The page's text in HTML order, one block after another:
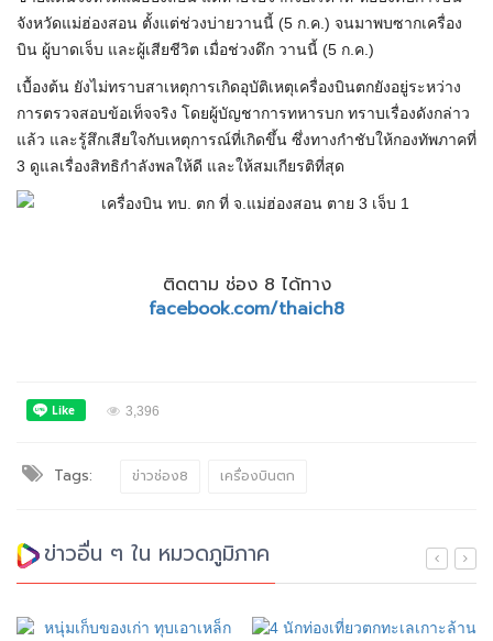
จังหวัดแม่ฮ่องสอน ตั้งแต่ช่วงบ่ายวานนี้ (5 ก.ค.) จนมาพบซากเครื่อง
บิน ผู้บาดเจ็บ และผู้เสียชีวิต เมื่อช่วงดึก วานนี้ (5 ก.ค.)
เบื้องต้น ยังไม่ทราบสาเหตุการเกิดอุบัติเหตุเครื่องบินตกยังอยู่ระหว่าง
การตรวจสอบข้อเท็จจริง โดยผู้บัญชาการทหารบก ทราบเรื่องดังกล่าว
แล้ว และรู้สึกเสียใจกับเหตุการณ์ที่เกิดขึ้น ซึ่งทางกำชับให้กองทัพภาคที่
3 ดูแลเรื่องสิทธิกำลังพลให้ดี และให้สมเกียรติที่สุด
ติดตาม ช่อง 8 ได้ทาง
facebook.com/thaich8
3,396
Tags: ข่าวช่อง8 เครื่องบินตก
ข่าวอื่น ๆ ใน หมวดภูมิภาค